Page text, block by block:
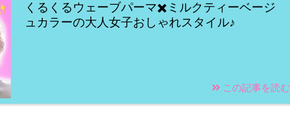
くるくるウェーブパーマ✖️ミルクティーベージ
ュカラーの大人女子おしゃれスタイル♪
この記事を読む